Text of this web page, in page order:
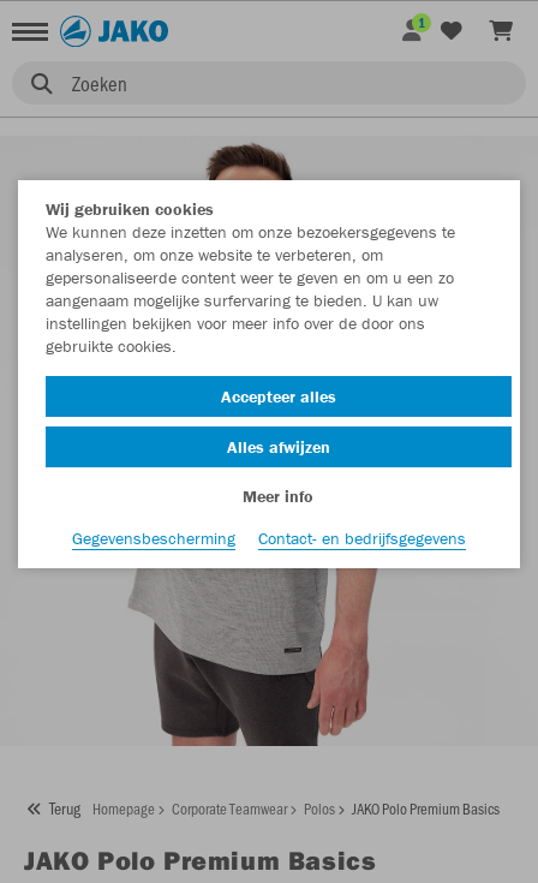
Zoeken
1
Terug Homepage Corporate Teamwear Polos JAKO Polo Premium Basics
JAKO Polo Premium Basics
Wij gebruiken cookies
We kunnen deze inzetten om onze bezoekersgegevens te
analyseren, om onze website te verbeteren, om
gepersonaliseerde content weer te geven en om u een zo
aangenaam mogelijke surfervaring te bieden. U kan uw
instellingen bekijken voor meer info over de door ons
gebruikte cookies.
Accepteer alles
Alles afwijzen
Meer info
Gegevensbescherming
Contact- en bedrijfsgegevens